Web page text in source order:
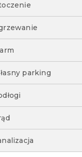
parking